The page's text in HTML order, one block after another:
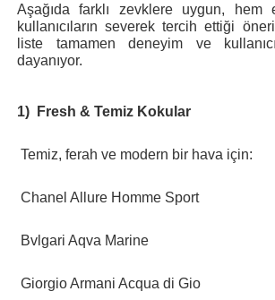
Aşağıda farklı zevklere uygun, hem
kullanıcıların severek tercih ettiği
liste tamamen deneyim ve
dayanıyor.
1) Fresh & Temiz Kokular
Temiz, ferah ve modern bir hava için:
Chanel Allure Homme Sport
Bvlgari Aqva Marine
Giorgio Armani Acqua di Gio